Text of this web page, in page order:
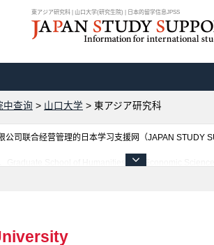
東アジア研究科 | 山口大学(研究生院) | 日本的留学信息JPSS
中查询 > 山口大学 > 東アジア研究科
司联合经营管理的日本学习支援网（JAPAN STUDY
Graduate School of Humanities and Economic